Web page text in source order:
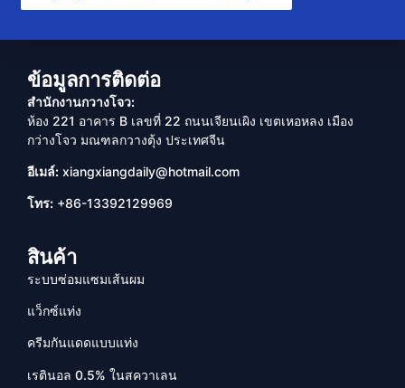
ข้อมูลการติดต่อ
สำนักงานกวางโจว:
ห้อง 221 อาคาร B เลขที่ 22 ถนนเจียนเผิง เขตเหอหลง เมือง
กว่างโจว มณฑลกวางตุ้ง ประเทศจีน
อีเมล์: xiangxiangdaily@hotmail.com
โทร: +86-13392129969
สินค้า
ระบบซ่อมแซมเส้นผม
แว็กซ์แท่ง
ครีมกันแดดแบบแท่ง
เรตินอล 0.5% ในสควาเลน